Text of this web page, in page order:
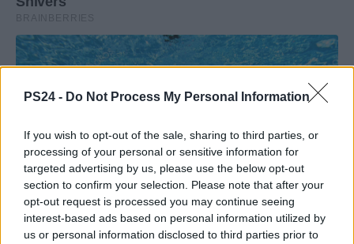
PS24 - Do Not Process My Personal Information
If you wish to opt-out of the sale, sharing to third parties, or
processing of your personal or sensitive information for
targeted advertising by us, please use the below opt-out
section to confirm your selection. Please note that after your
opt-out request is processed you may continue seeing
interest-based ads based on personal information utilized by
us or personal information disclosed to third parties prior to